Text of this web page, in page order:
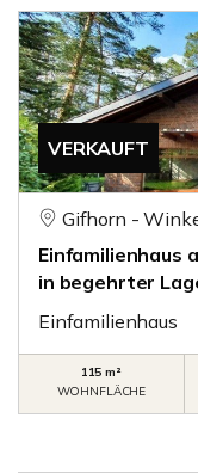
VERKAUFT
Gifhorn -
Einfamilienhaus
in begehrter
Einfamilienhaus
115 m²
WOHNFLÄCHE